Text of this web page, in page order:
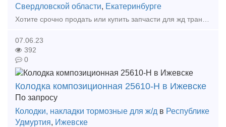
Свердловской области, Екатеринбурге
07.06.23
392
0
Колодка композиционная 25610-Н в Ижевске
По запросу
Колодки, накладки тормозные для ж/д в Республике
Удмуртия, Ижевске